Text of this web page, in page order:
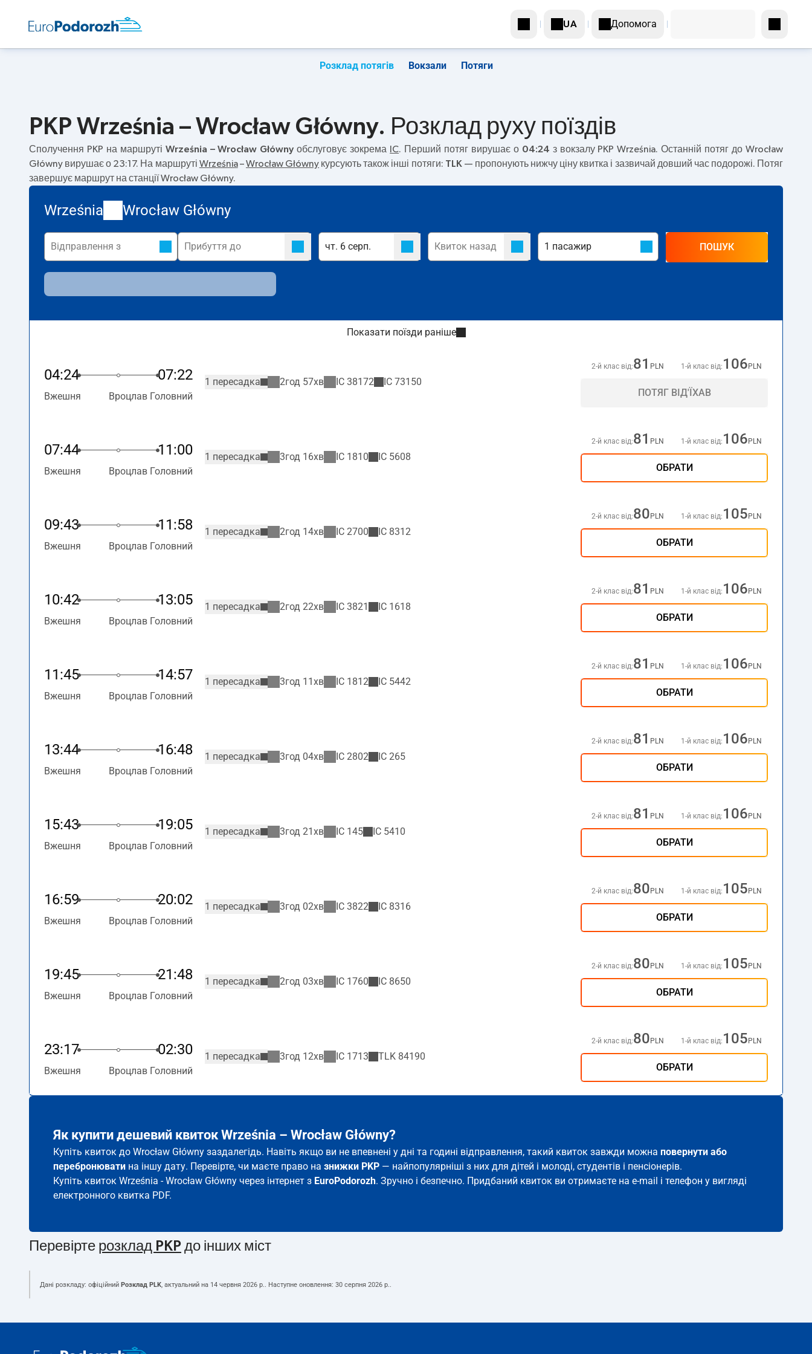
UA Допомога
Розклад потягів Вокзали Потяги
PKP Września – Wrocław Główny. Розклад руху поїздів
Сполучення PKP на маршруті Września – Wrocław Główny обслуговує зокрема IC. Перший потяг вирушає о 04:24 з вокзалу PKP Września. Останній потяг до Wrocław
Główny вирушає о 23:17. На маршруті Września–Wrocław Główny курсують також інші потяги: TLK— пропонують нижчу ціну квитка і зазвичай довший час подорожі. Потяг
завершує маршрут на станції Wrocław Główny.
Września Wrocław Główny
ПОШУК
Показати поїзди раніше
04:24 07:22
Вжешня Вроцлав Головний
1 пересадка 2год 57хв IC 38172 IC 73150
2-й клас від:81 PLN 1-й клас від: 106 PLN
ПОТЯГ ВІД'ЇХАВ
07:44 11:00
Вжешня Вроцлав Головний
1 пересадка 3год 16хв IC 1810 IC 5608
2-й клас від:81 PLN 1-й клас від: 106 PLN
ОБРАТИ
09:43 11:58
Вжешня Вроцлав Головний
1 пересадка 2год 14хв IC 2700 IC 8312
2-й клас від:80 PLN 1-й клас від: 105 PLN
ОБРАТИ
10:42 13:05
Вжешня Вроцлав Головний
1 пересадка 2год 22хв IC 3821 IC 1618
2-й клас від:81 PLN 1-й клас від: 106 PLN
ОБРАТИ
11:45 14:57
Вжешня Вроцлав Головний
1 пересадка 3год 11хв IC 1812 IC 5442
2-й клас від:81 PLN 1-й клас від: 106 PLN
ОБРАТИ
13:44 16:48
Вжешня Вроцлав Головний
1 пересадка 3год 04хв IC 2802 IC 265
2-й клас від:81 PLN 1-й клас від: 106 PLN
ОБРАТИ
15:43 19:05
Вжешня Вроцлав Головний
1 пересадка 3год 21хв IC 145 IC 5410
2-й клас від:81 PLN 1-й клас від: 106 PLN
ОБРАТИ
16:59 20:02
Вжешня Вроцлав Головний
1 пересадка 3год 02хв IC 3822 IC 8316
2-й клас від:80 PLN 1-й клас від: 105 PLN
ОБРАТИ
19:45 21:48
Вжешня Вроцлав Головний
1 пересадка 2год 03хв IC 1760 IC 8650
2-й клас від:80 PLN 1-й клас від: 105 PLN
ОБРАТИ
23:17 02:30
Вжешня Вроцлав Головний
1 пересадка 3год 12хв IC 1713 TLK 84190
2-й клас від:80 PLN 1-й клас від: 105 PLN
ОБРАТИ
Як купити дешевий квиток Września – Wrocław Główny?
Купіть квиток до Wrocław Główny заздалегідь. Навіть якщо ви не впевнені у дні та годині відправлення, такий квиток завжди можна повернути або
перебронювати на іншу дату. Перевірте, чи маєте право на знижки PKP — найпопулярніші з них для дітей і молоді, студентів і пенсіонерів.
Купіть квиток Września - Wrocław Główny через інтернет з EuroPodorozh. Зручно і безпечно. Придбаний квиток ви отримаєте на e-mail і телефон у вигляді
електронного квитка PDF.
Перевірте розклад PKP до інших міст
Дані розкладу: офіційний Розклад PLK, актуальний на 14 червня 2026 р.. Наступне оновлення: 30 серпня 2026 р..